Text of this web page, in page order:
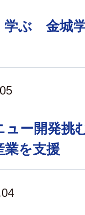
学ぶ 金城
ュー開発
業を支援